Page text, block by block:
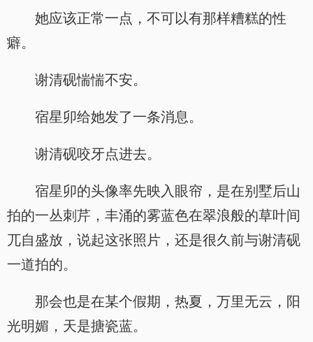
她应该正常一点，不可以有那样糟糕的性
癖。
谢清砚惴惴不安。
宿星卯给她发了一条消息。
谢清砚咬牙点进去。
宿星卯的头像率先映入眼帘，是在别墅后山
拍的一丛刺芹，丰涌的雾蓝色在翠浪般的草叶间
兀自盛放，说起这张照片，还是很久前与谢清砚
一道拍的。
那会也是在某个假期，热夏，万里无云，阳
光明媚，天是搪瓷蓝。